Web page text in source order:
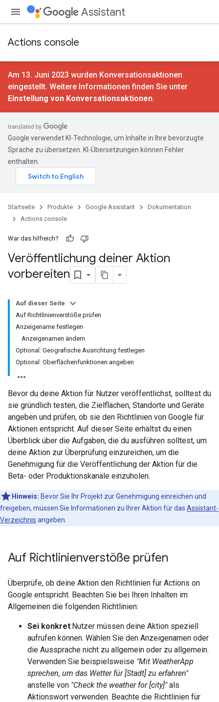
Assistant
Actions console
Am 13. Juni 2023 wurden Konversationsaktionen
eingestellt. Weitere Informationen finden Sie unter
Einstellung von Konversationsaktionen.
Google verwendet KI-Technologie, um Inhalte in Ihre bevorzugte
Sprache zu übersetzen. KI-Übersetzungen können Fehler
enthalten.
Startseite Produkte Google Assistant
Dokumentation
Actions console
War das hilfreich?
Veröffentlichung deiner Aktion
vorbereiten
Auf dieser Seite
Auf Richtlinienverstöße prüfen
Anzeigename festlegen
Anzeigenamen ändern
Optional: Geografische Ausrichtung festlegen
Optional: Oberflächenfunktionen angeben
Bevor du deine Aktion für Nutzer veröffentlichst, solltest du
sie gründlich testen, die Zielflächen, Standorte und Geräte
angeben und prüfen, ob sie den Richtlinien von Google für
Aktionen entspricht. Auf dieser Seite erhältst du einen
Überblick über die Aufgaben, die du ausführen solltest, um
deine Aktion zur Überprüfung einzureichen, um die
Genehmigung für die Veröffentlichung der Aktion für die
Beta- oder Produktionskanäle einzuholen.
Hinweis: Bevor Sie Ihr Projekt zur Genehmigung einreichen und
freigeben, müssen Sie Informationen zu Ihrer Aktion für das Assistant-
Verzeichnis angeben.
Auf Richtlinienverstöße prüfen
Überprüfe, ob deine Aktion den Richtlinien für Actions on
Google entspricht. Beachten Sie bei Ihren Inhalten im
Allgemeinen die folgenden Richtlinien:
Sei konkret:Nutzer müssen deine Aktion speziell
aufrufen können. Wählen Sie den Anzeigenamen oder
die Aussprache nicht zu allgemein oder zu allgemein.
Verwenden Sie beispielsweise "Mit WeatherApp
sprechen, um das Wetter für [Stadt] zu erfahren"
anstelle von "Check the weather for [city]"als
Aktionswort verwenden. Beachte die Richtlinien für